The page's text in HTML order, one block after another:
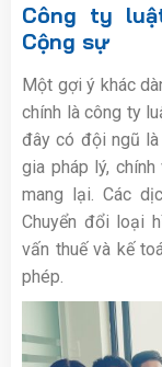
Công ty
Cộng sự
Một gợi ý khác
chính là công ty
đây có đội ngũ là
gia pháp lý,
mang lại. Các
Chuyển đổi loại
vấn thuế và kế
phép.